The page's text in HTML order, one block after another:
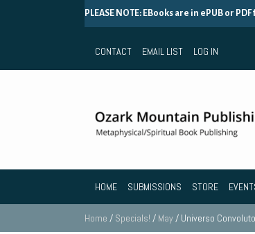
PLEASE NOTE: EBooks are in ePUB or
CONTACT EMAIL LIST LOG IN
HOME SUBMISSIONS STORE
Home / Specials! / May/ Universo